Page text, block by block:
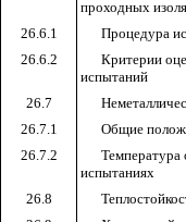
проходных
26.6.1 Процедура
26.6.2
Критерии
испытаний
26.7
26.7.1
Общие
26.7.2
испытаниях
26.8